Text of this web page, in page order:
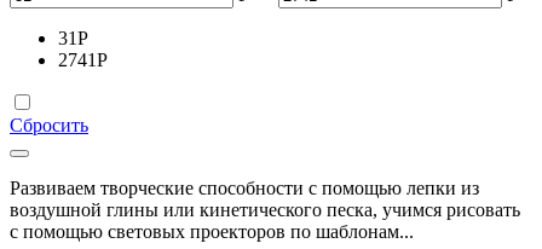
31Р
2741Р
Сбросить
Развиваем творческие способности с помощью лепки из
воздушной глины или кинетического песка, учимся рисовать
с помощью световых проекторов по шаблонам...